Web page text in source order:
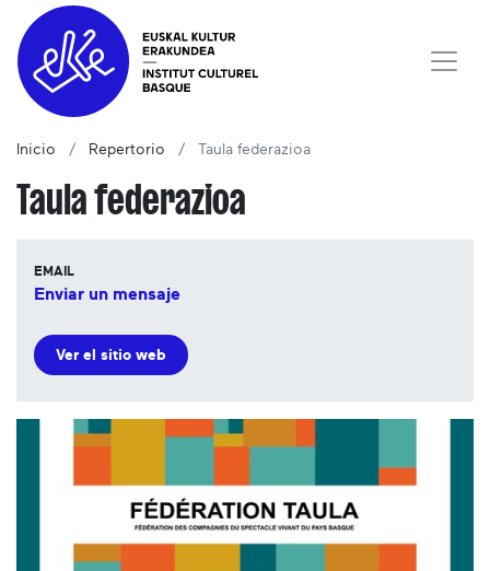
Inicio Repertorio Taula federazioa
Taula federazioa
EMAIL
Enviar un mensaje
Ver el sitio web